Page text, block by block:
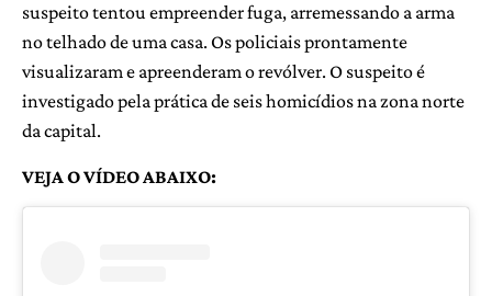
suspeito tentou empreender fuga, arremessando a arma
no telhado de uma casa. Os policiais prontamente
visualizaram e apreenderam o revólver. O suspeito é
investigado pela prática de seis homicídios na zona norte
da capital.
VEJA O VÍDEO ABAIXO: